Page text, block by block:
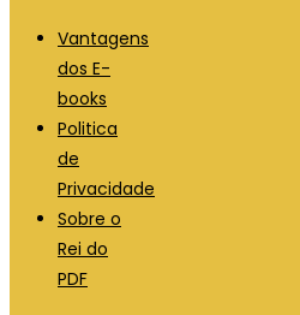
Vantagens
dos E-
books
Politica
de
Privacidade
Sobre o
Rei do
PDF